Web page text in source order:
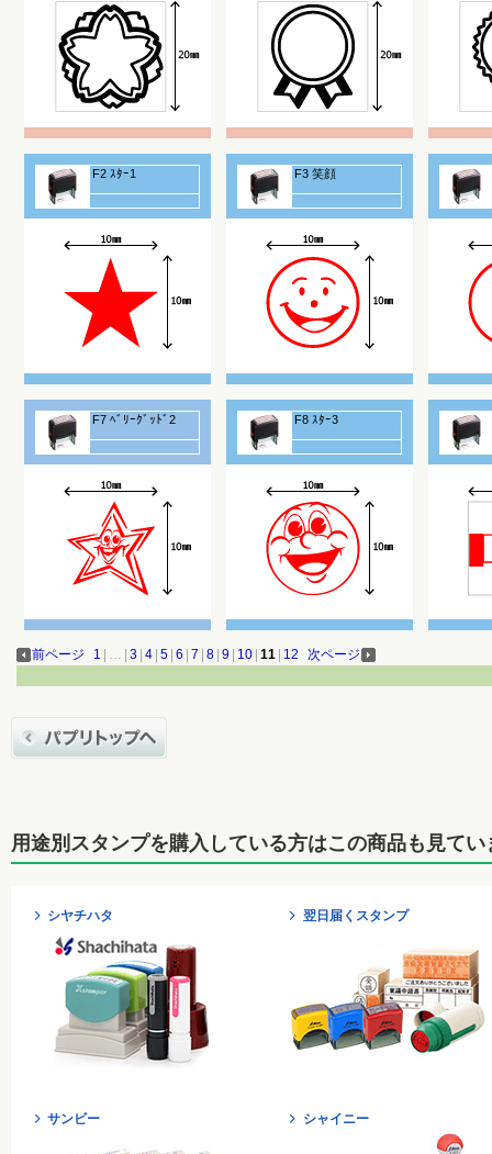
F2 ｽﾀｰ1 F3 笑顔
F7 ﾍﾞﾘｰｸﾞｯﾄﾞ2 F8 ｽﾀｰ3
前ページ 1 … 3 4 5 6 7 8 9 10 11 12 次ページ
用途別スタンプを購入している方はこの商品も見てい
シヤチハタ 翌日届くスタンプ
サンビー シャイニー